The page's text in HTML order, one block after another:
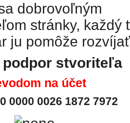
dobrovoľným
stránky, každý
ju pomôže
podpor stvoriteľa
na účet
0000 0026 1872 7972